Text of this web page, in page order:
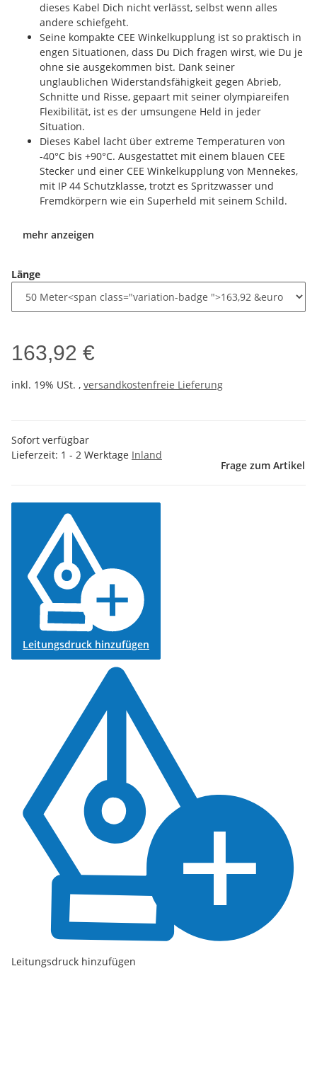
dieses Kabel Dich nicht verlässt, selbst wenn alles
andere schiefgeht.
Seine kompakte CEE Winkelkupplung ist so praktisch in
engen Situationen, dass Du Dich fragen wirst, wie Du je
ohne sie ausgekommen bist. Dank seiner
unglaublichen Widerstandsfähigkeit gegen Abrieb,
Schnitte und Risse, gepaart mit seiner olympiareifen
Flexibilität, ist es der umsungene Held in jeder
Situation.
Dieses Kabel lacht über extreme Temperaturen von
-40°C bis +90°C. Ausgestattet mit einem blauen CEE
Stecker und einer CEE Winkelkupplung von Mennekes,
mit IP 44 Schutzklasse, trotzt es Spritzwasser und
Fremdkörpern wie ein Superheld mit seinem Schild.
mehr anzeigen
Länge
163,92 €
inkl. 19% USt. , versandkostenfreie Lieferung
Sofort verfügbar
Lieferzeit: 1 - 2 Werktage Inland
Frage zum Artikel
Leitungsdruck hinzufügen
Leitungsdruck hinzufügen